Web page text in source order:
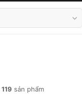
119 sản phẩm